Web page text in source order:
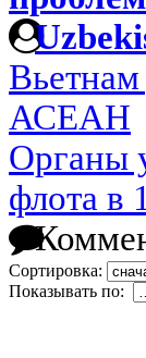
Вьетнам
АСЕАН
Органы
флота в
Сортировка:
Показывать по: